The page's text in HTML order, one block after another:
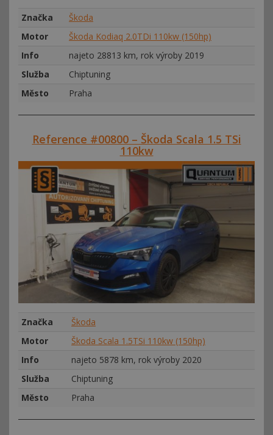
Značka
Škoda
Motor
Škoda Kodiaq 2.0TDi 110kw (150hp)
Info
najeto 28813 km, rok výroby 2019
Služba
Chiptuning
Město
Praha
Reference #00800 – Škoda Scala 1.5 TSi
110kw
Značka
Škoda
Motor
Škoda Scala 1.5TSi 110kw (150hp)
Info
najeto 5878 km, rok výroby 2020
Služba
Chiptuning
Město
Praha